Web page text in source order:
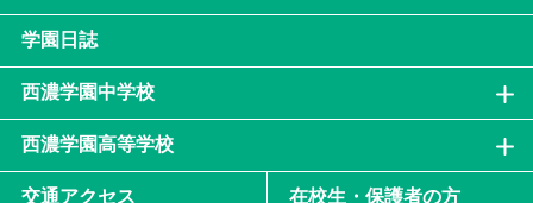
学園日誌
西濃学園中学校
西濃学園高等学校
交通アクセス 在校生・保護者の方